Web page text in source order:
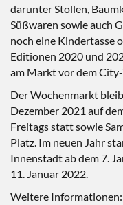
darunter Stollen,
Süßwaren sowie auch
noch eine Kindertasse
Editionen 2020 und
am Markt vor dem
Der Wochenmarkt
Dezember 2021 auf
Freitags statt sowie
Platz. Im neuen Jahr
Innenstadt ab dem 7.
11. Januar 2022.
Weitere Informationen: